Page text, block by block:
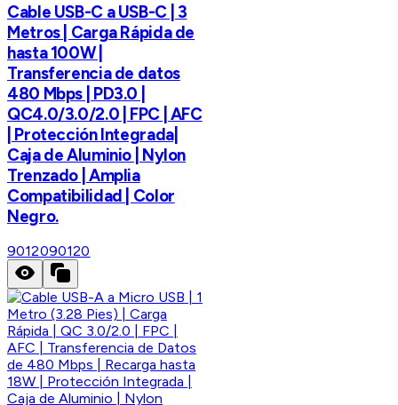
Cable USB-C a USB-C | 3
Metros | Carga Rápida de
hasta 100W |
Transferencia de datos
480 Mbps | PD3.0 |
QC4.0/3.0/2.0 | FPC | AFC
| Protección Integrada|
Caja de Aluminio | Nylon
Trenzado | Amplia
Compatibilidad | Color
Negro.
9012090120